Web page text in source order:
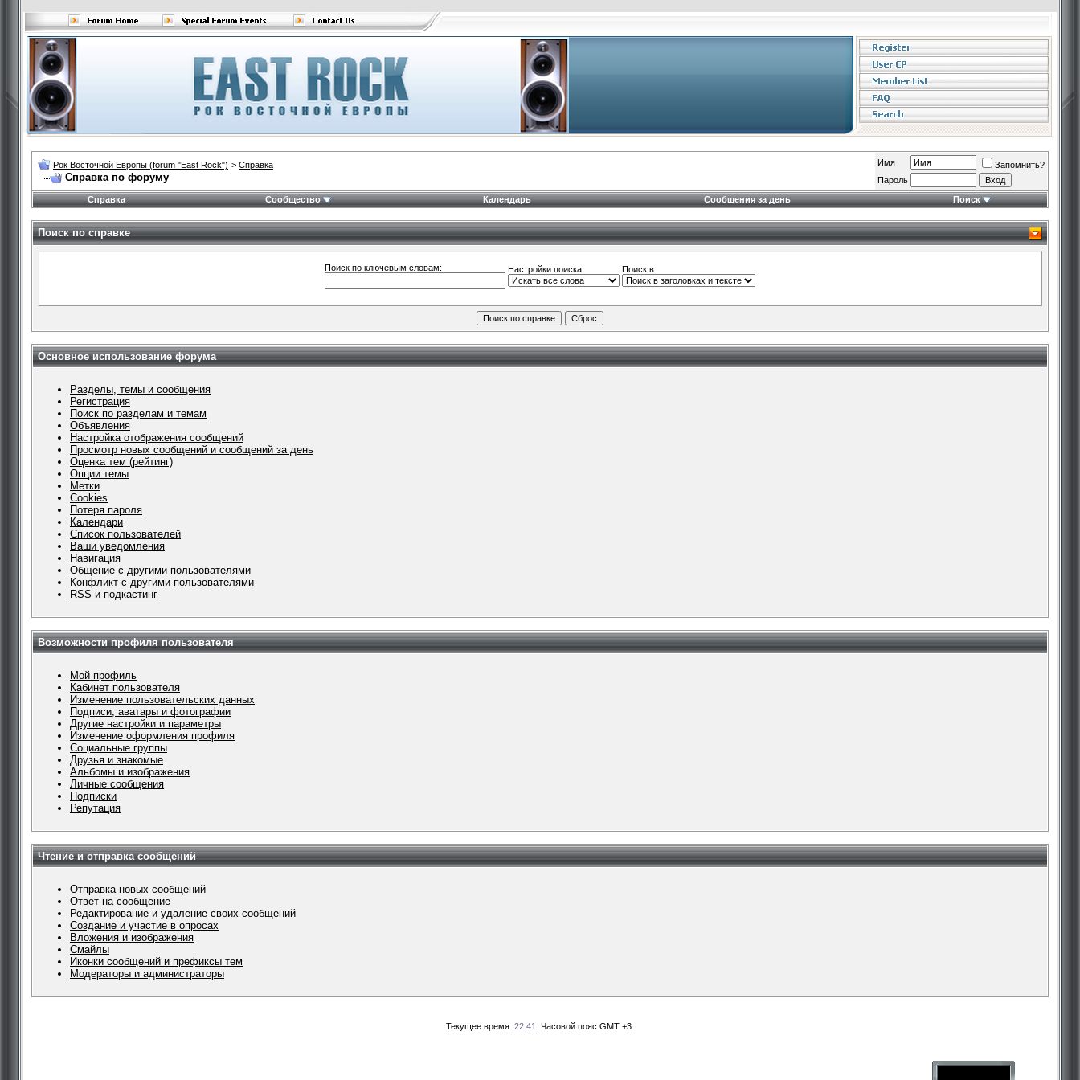
Рок Восточной Европы (forum "East Rock") > Справка
Справка по форуму
Имя
Запомнить?
Пароль
Справка
Сообщество Календарь Сообщения за день Поиск
Поиск по справке
Поиск по ключевым словам: Настройки поиска: Поиск в:
Основное использование форума
Разделы, темы и сообщения
Регистрация
Поиск по разделам и темам
Объявления
Настройка отображения сообщений
Просмотр новых сообщений и сообщений за день
Оценка тем (рейтинг)
Опции темы
Метки
Cookies
Потеря пароля
Календари
Список пользователей
Ваши уведомления
Навигация
Общение с другими пользователями
Конфликт с другими пользователями
RSS и подкастинг
Возможности профиля пользователя
Мой профиль
Кабинет пользователя
Изменение пользовательских данных
Подписи, аватары и фотографии
Другие настройки и параметры
Изменение оформления профиля
Социальные группы
Друзья и знакомые
Альбомы и изображения
Личные сообщения
Подписки
Репутация
Чтение и отправка сообщений
Отправка новых сообщений
Ответ на сообщение
Редактирование и удаление своих сообщений
Создание и участие в опросах
Вложения и изображения
Смайлы
Иконки сообщений и префиксы тем
Модераторы и администраторы
Текущее время: 22:41 . Часовой пояс GMT +3.